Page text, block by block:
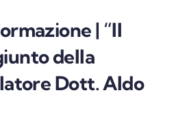
| “Il
della
Dott. Aldo